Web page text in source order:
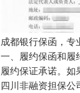
成都银行保函，专
一、履约保函和履
履约保证承诺。
四川非融资担保公